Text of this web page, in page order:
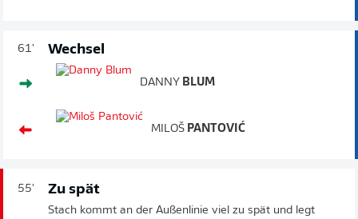
61' Wechsel
DANNY BLUM
MILOŠ PANTOVIĆ
55' Zu spät
Stach kommt an der Außenlinie viel zu spät und legt